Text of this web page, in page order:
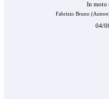
In moto
Fabrizio Bruno
04/